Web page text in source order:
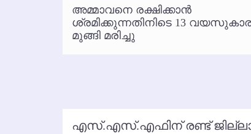
കോഴിക്കോട്
അമ്മാവനെ രക്ഷിക്കാന്‍
ശ്രമിക്കുന്നതിനിടെ 13
മുങ്ങി മരിച്ചു
എസ്.എസ്.എഫിന് രണ്ട് ജില്ലാ